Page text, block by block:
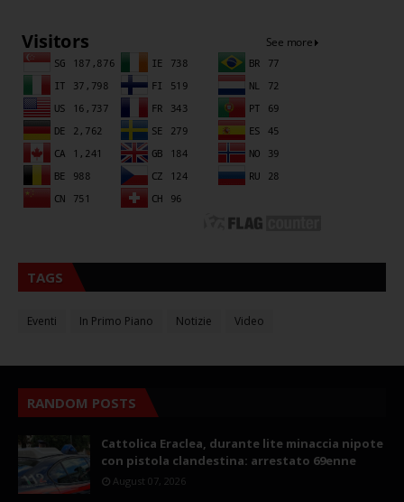
TAGS
Eventi In Primo Piano Notizie Video
RANDOM POSTS
Cattolica Eraclea, durante lite minaccia nipote
con pistola clandestina: arrestato 69enne
August 07, 2026